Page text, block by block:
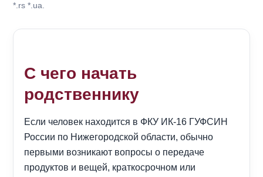
*.rs *.ua.
С чего начать
родственнику
Если человек находится в ФКУ ИК-16 ГУФСИН
России по Нижегородской области, обычно
первыми возникают вопросы о передаче
продуктов и вещей, краткосрочном или